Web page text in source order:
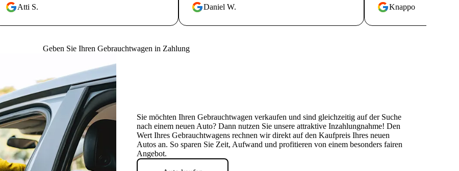
Atti S. Daniel W. Knappo
Geben Sie Ihren Gebrauchtwagen in Zahlung
Sie möchten Ihren Gebrauchtwagen verkaufen und sind gleichzeitig auf der Suche
nach einem neuen Auto? Dann nutzen Sie unsere attraktive Inzahlungnahme! Den
Wert Ihres Gebrauchtwagens rechnen wir direkt auf den Kaufpreis Ihres neuen
Autos an. So sparen Sie Zeit, Aufwand und profitieren von einem besonders fairen
Angebot.